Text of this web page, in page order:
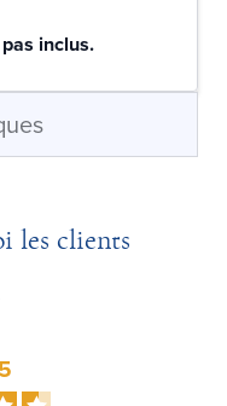
inclus.
les clients
5